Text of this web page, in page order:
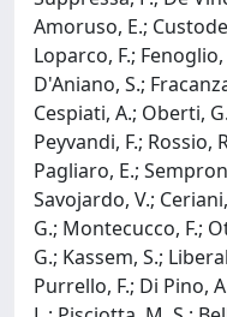
Amoruso, E.;
Loparco, F.;
D'Aniano, S.;
Cespiati, A.; Oberti,
Peyvandi, F.; Rossio,
Pagliaro, E.;
Savojardo, V.;
G.; Montecucco, F.;
G.; Kassem, S.;
Purrello, F.; Di Pino,